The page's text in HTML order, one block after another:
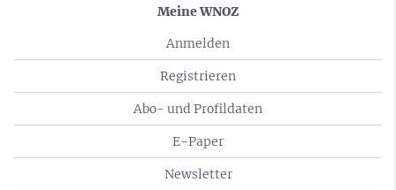
Meine WNOZ
Anmelden
Registrieren
Abo- und Profildaten
E-Paper
Newsletter